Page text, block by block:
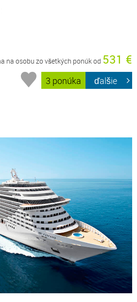
na osobu zo všetkých ponúk od 531 €
3 ponúka ďalšie